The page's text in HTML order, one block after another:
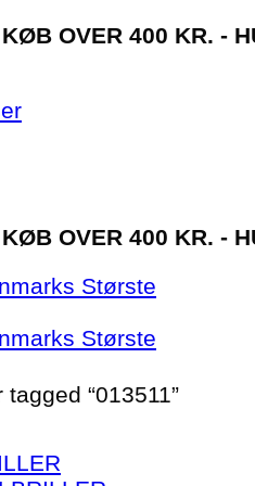
OVER 400 KR. -
OVER 400 KR. -
tagged “013511”